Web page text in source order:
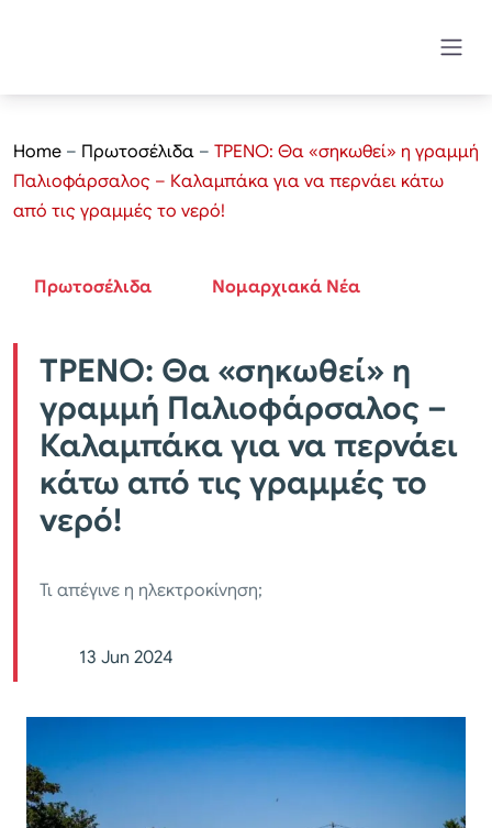
Home – Πρωτοσέλιδα – ΤΡΕΝΟ: Θα «σηκωθεί» η γραμμή
Παλιοφάρσαλος – Καλαμπάκα για να περνάει κάτω
από τις γραμμές το νερό!
Πρωτοσέλιδα Νομαρχιακά Νέα
ΤΡΕΝΟ: Θα «σηκωθεί» η
γραμμή Παλιοφάρσαλος –
Καλαμπάκα για να περνάει
κάτω από τις γραμμές το
νερό!
Τι απέγινε η ηλεκτροκίνηση;
13 Jun 2024